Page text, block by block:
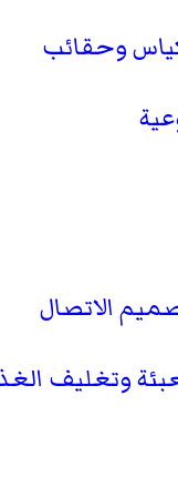
وحقائب
الاتصال
وتغليف